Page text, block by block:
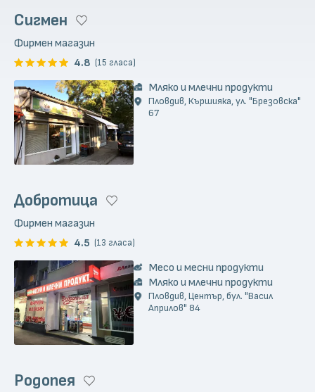
Сигмен
Фирмен магазин
4.8 (15 гласа)
Мляко и млечни продукти
Пловдив, Кършияка, ул. "Брезовска"
67
Добротица
Фирмен магазин
4.5 (13 гласа)
Месо и месни продукти
Мляко и млечни продукти
Пловдив, Център, бул. "Васил
Априлов" 84
Родопея